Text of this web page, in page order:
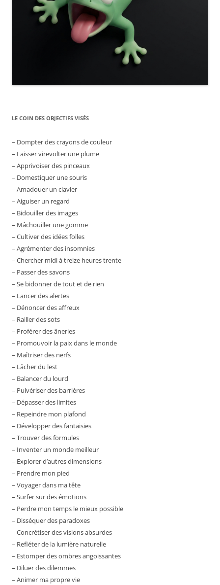
LE COIN DES OBJECTIFS VISÉS
– Dompter des crayons de couleur
– Laisser virevolter une plume
– Apprivoiser des pinceaux
– Domestiquer une souris
– Amadouer un clavier
– Aiguiser un regard
– Bidouiller des images
– Mâchouiller une gomme
– Cultiver des idées folles
– Agrémenter des insomnies
– Chercher midi à treize heures trente
– Passer des savons
– Se bidonner de tout et de rien
– Lancer des alertes
– Dénoncer des affreux
– Railler des sots
– Proférer des âneries
– Promouvoir la paix dans le monde
– Maîtriser des nerfs
– Lâcher du lest
– Balancer du lourd
– Pulvériser des barrières
– Dépasser des limites
– Repeindre mon plafond
– Développer des fantaisies
– Trouver des formules
– Inventer un monde meilleur
– Explorer d’autres dimensions
– Prendre mon pied
– Voyager dans ma tête
– Surfer sur des émotions
– Perdre mon temps le mieux possible
– Disséquer des paradoxes
– Concrétiser des visions absurdes
– Refléter de la lumière naturelle
– Estomper des ombres angoissantes
– Diluer des dilemmes
– Animer ma propre vie